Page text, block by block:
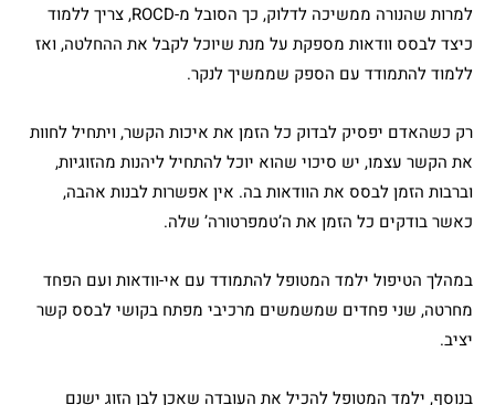
למרות שהנורה ממשיכה לדלוק, כך הסובל מ-ROCD, צריך ללמוד
כיצד לבסס וודאות מספקת על מנת שיוכל לקבל את ההחלטה, ואז
ללמוד להתמודד עם הספק שממשיך לנקר.
רק כשהאדם יפסיק לבדוק כל הזמן את איכות הקשר, ויתחיל לחוות
את הקשר עצמו, יש סיכוי שהוא יוכל להתחיל ליהנות מהזוגיות,
וברבות הזמן לבסס את הוודאות בה. אין אפשרות לבנות אהבה,
כאשר בודקים כל הזמן את ה’טמפרטורה’ שלה.
במהלך הטיפול ילמד המטופל להתמודד עם אי-וודאות ועם הפחד
מחרטה, שני פחדים שמשמשים מרכיבי מפתח בקושי לבסס קשר
יציב.
בנוסף, ילמד המטופל להכיל את העובדה שאכן לבן הזוג ישנם